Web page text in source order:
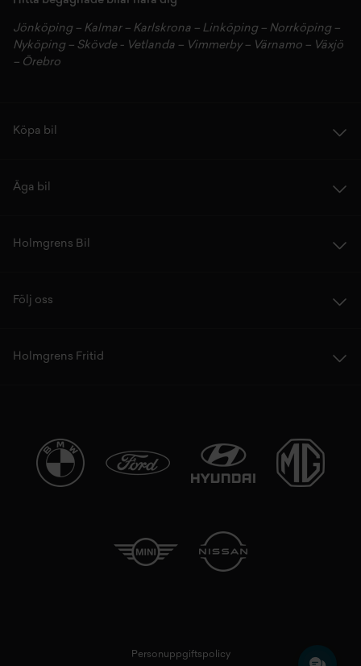
Jönköping– Kalmar – Karlskrona – Linköping– Norrköping–
Nyköping– Skövde- Vetlanda – Vimmerby– Värnamo – Växjö
– Örebro
Köpa bil
Äga bil
Holmgrens Bil
Följ oss
Holmgrens Fritid
Personuppgiftspolicy